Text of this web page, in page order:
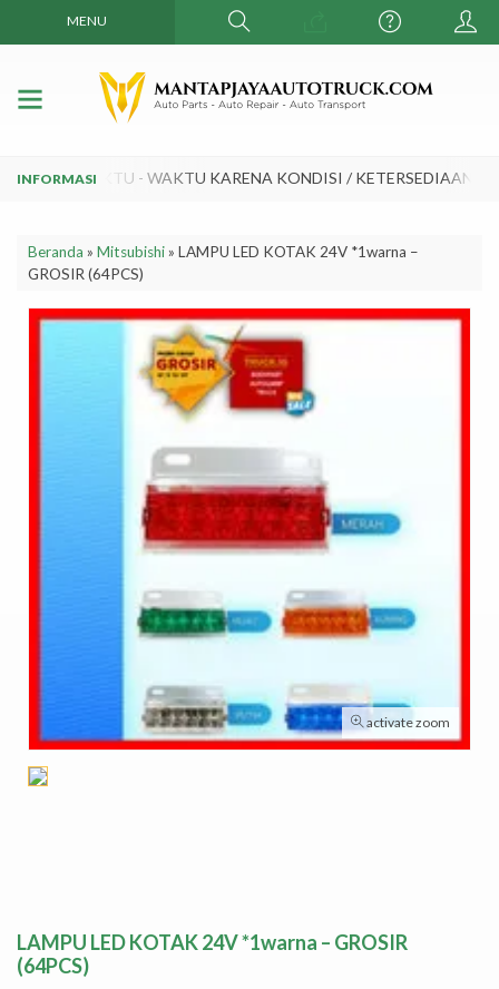
MENU
SEWAKTU - WAKTU KARENA KONDISI / KETERSEDIAAN
Beranda » Mitsubishi» LAMPU LED KOTAK 24V *1warna –
GROSIR (64PCS)
activate zoom
LAMPU LED KOTAK 24V *1warna – GROSIR
(64PCS)